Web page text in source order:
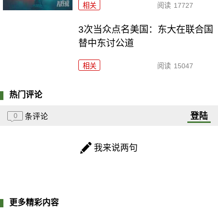
相关 阅读 17727
3次当众点名美国：东大在联合国
替中东讨公道
相关 阅读 15047
热门评论
0 条评论 登陆
我来说两句
更多精彩内容